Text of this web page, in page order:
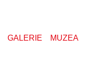
GALERIE MUZEA